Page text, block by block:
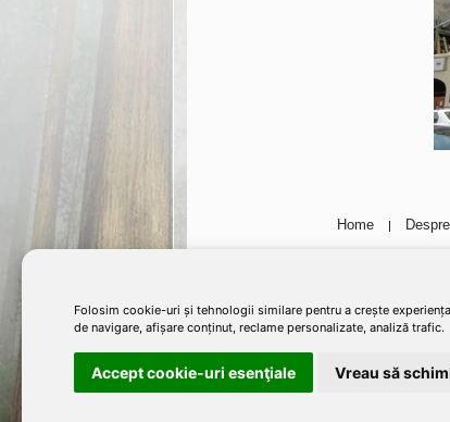
Folosim cookie-uri și tehnologii similare pentru a crește experiența
de navigare, afișare conținut, reclame personalizate, analiză trafic.
Accept cookie-uri esenţiale Vreau să
Home |
©2011 - 2026 PROLEMATEX PRODCOM
site si/sau a insemnelor marcii in vederea